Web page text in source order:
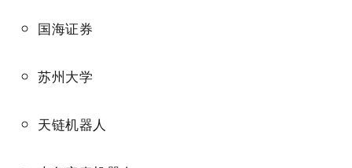
国海证券
苏州大学
天链机器人